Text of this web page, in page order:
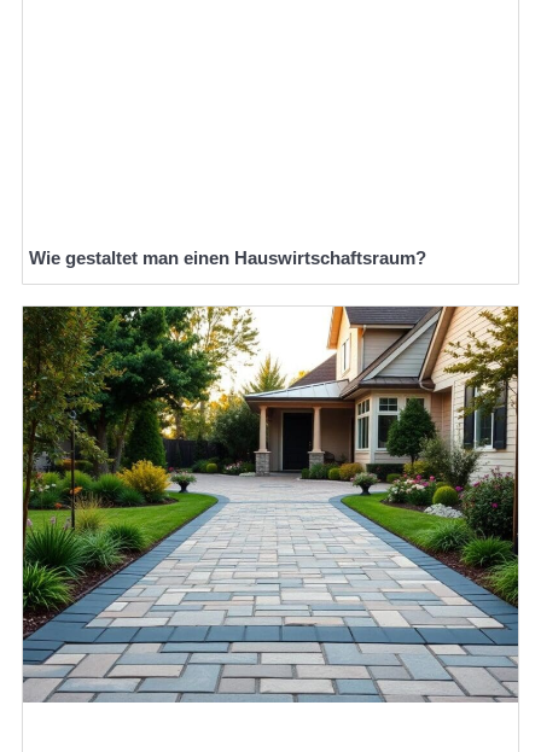
Wie gestaltet man einen Hauswirtschaftsraum?